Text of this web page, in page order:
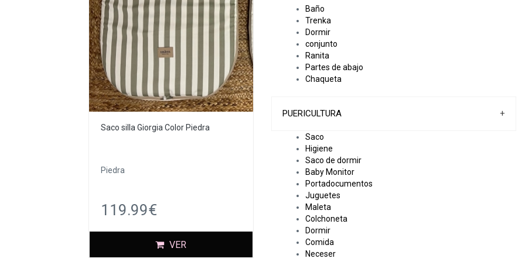
Saco silla Giorgia Color Piedra
Piedra
119.99€
VER
Baño
Trenka
Dormir
conjunto
Ranita
Partes de abajo
Chaqueta
PUERICULTURA +
Saco
Higiene
Saco de dormir
Baby Monitor
Portadocumentos
Juguetes
Maleta
Colchoneta
Dormir
Comida
Neceser